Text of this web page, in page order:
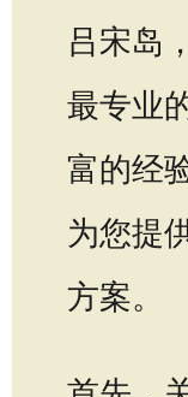
吕宋岛
最专业
富的经
为您提
方案。